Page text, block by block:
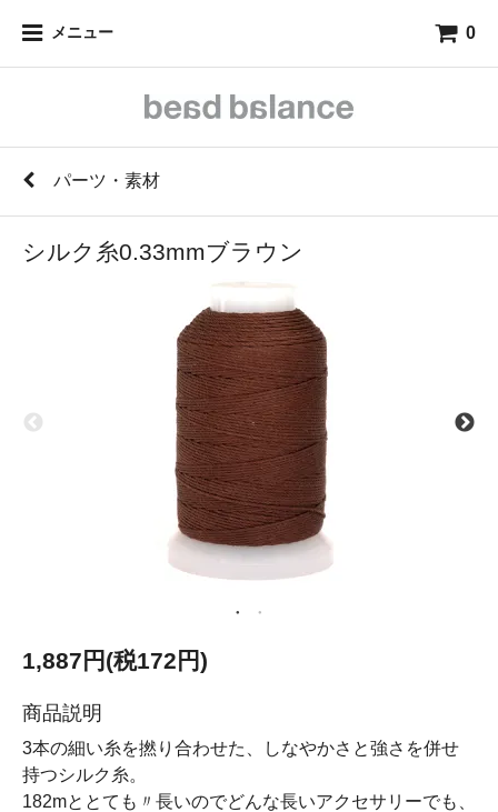
メニュー 0
パーツ・素材
シルク糸0.33mmブラウン
1,887円(税172円)
商品説明
3本の細い糸を撚り合わせた、しなやかさと強さを併せ
持つシルク糸。
182mととても〃長いのでどんな長いアクセサリーでも、